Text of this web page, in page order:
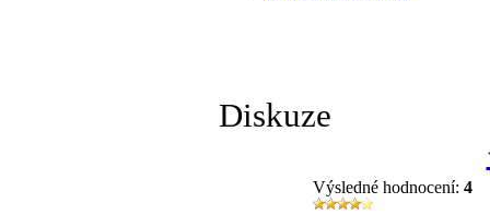
Diskuze
Výsledné hodnocení: 4